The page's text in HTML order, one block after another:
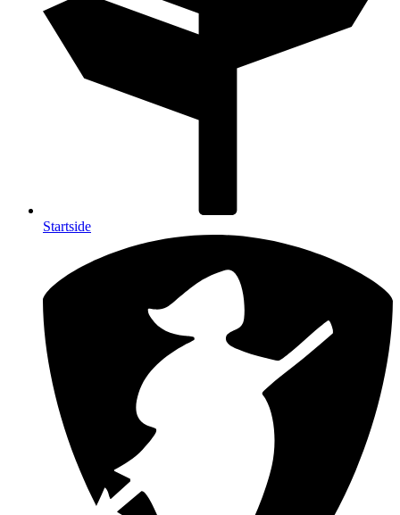
Startside